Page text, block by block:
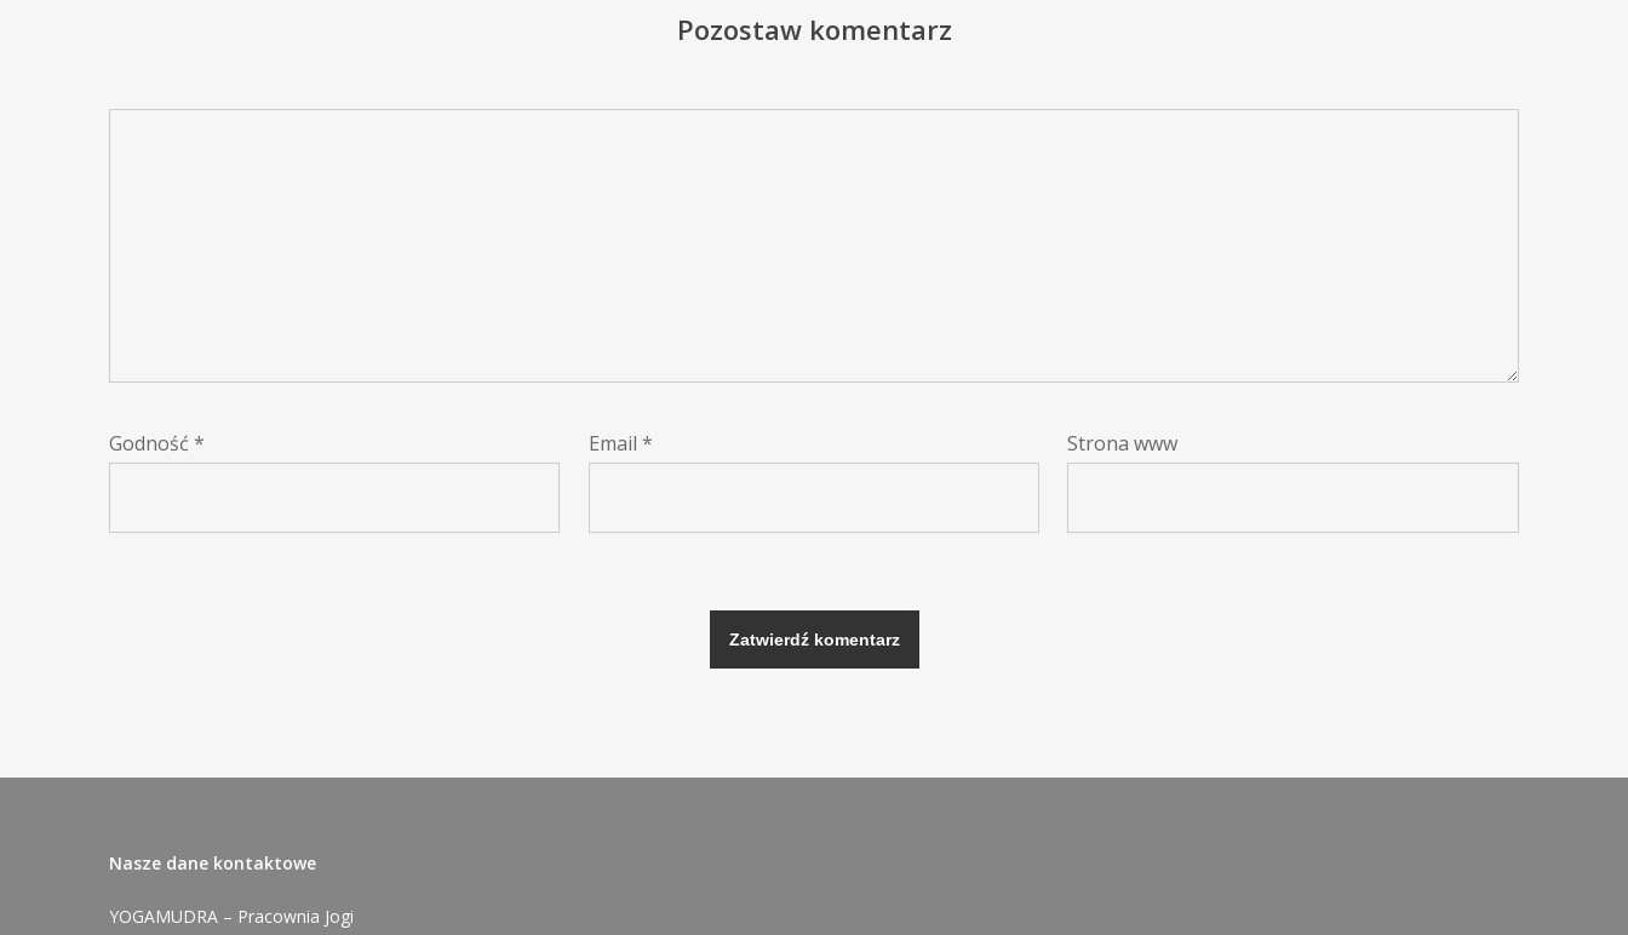
Pozostaw komentarz
Godność * Email * Strona www
Nasze dane kontaktowe
YOGAMUDRA – Pracownia Jogi